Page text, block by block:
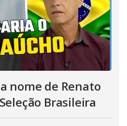
nome de Renato
Brasileira